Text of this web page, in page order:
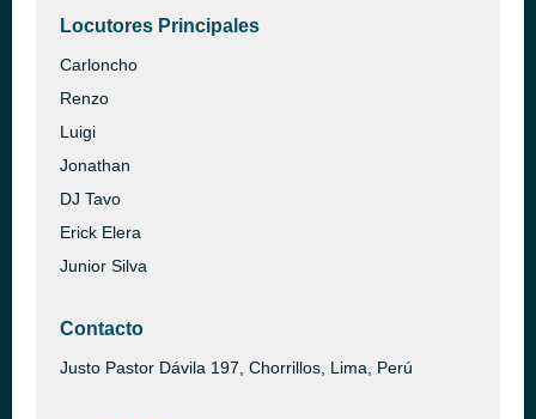
Locutores Principales
Carloncho
Renzo
Luigi
Jonathan
DJ Tavo
Erick Elera
Junior Silva
Contacto
Justo Pastor Dávila 197, Chorrillos, Lima, Perú